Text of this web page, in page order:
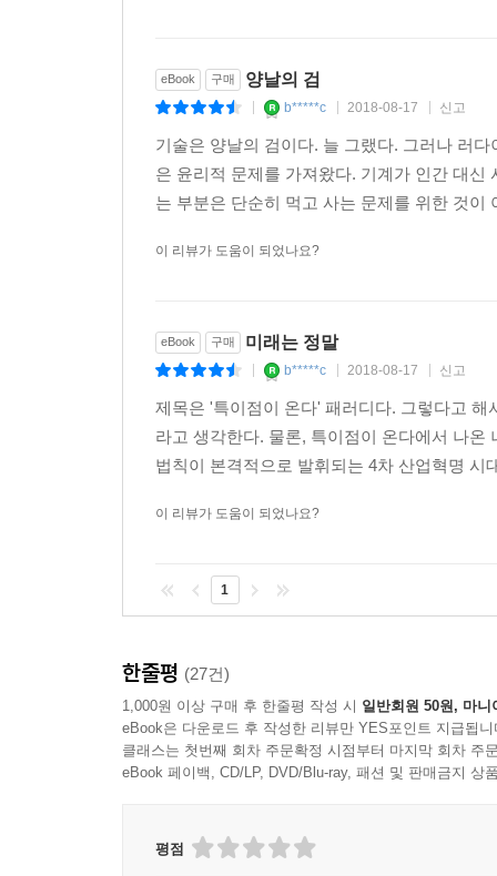
eBook 구매 양날의 검
b*****c 2018-08-17 신고
기술은 양날의 검이다. 늘 그랬다. 그러나 러
은 윤리적 문제를 가져왔다. 기계가 인간 대
는 부분은 단순히 먹고 사는 문제를 위한 것
이 리뷰가 도움이 되었나요?
eBook 구매 미래는 정말
b*****c 2018-08-17 신고
제목은 '특이점이 온다' 패러디다. 그렇다고
라고 생각한다. 물론, 특이점이 온다에서 나
법칙이 본격적으로 발휘되는 4차 산업혁명
이 리뷰가 도움이 되었나요?
1
한줄평 (27건)
1,000원 이상 구매 후 한줄평 작성 시 일반회원 50원, 마니
eBook은 다운로드 후 작성한 리뷰만 YES포인트 지급됩니
클래스는 첫번째 회차 주문확정 시점부터 마지막 회차 주
eBook 페이백, CD/LP, DVD/Blu-ray, 패션 및 판매금지 상
평점